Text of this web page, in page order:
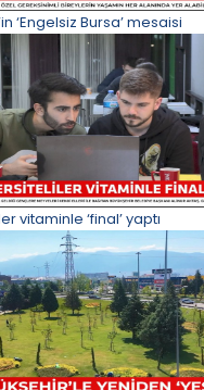
‘Engelsiz Bursa’ mesaisi
vitaminle ‘final’ yaptı